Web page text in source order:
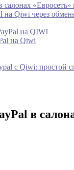
салонах
на Qiwi через
на QIWI
на Qiwi
с Qiwi: простой
в